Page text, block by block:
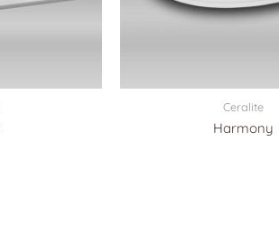
Ceralite
Harmony